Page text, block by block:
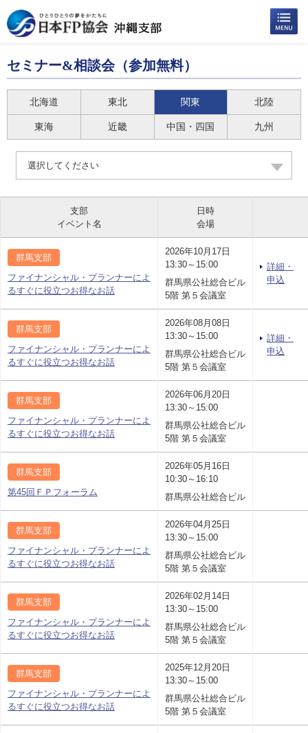
セミナー&相談会（参加無料）
北海道 東北 関東 北陸
東海 近畿 中国・四国 九州
選択してください
支部
イベント名
日時
会場
群馬支部
ファイナンシャル・プランナーによ
るすぐに役立つお得なお話
2026年10月17日
13:30～15:00
群馬県公社総合ビル
5階 第５会議室
詳細・
申込
群馬支部
ファイナンシャル・プランナーによ
るすぐに役立つお得なお話
2026年08月08日
13:30～15:00
群馬県公社総合ビル
5階 第５会議室
詳細・
申込
群馬支部
ファイナンシャル・プランナーによ
るすぐに役立つお得なお話
2026年06月20日
13:30～15:00
群馬県公社総合ビル
5階 第５会議室
群馬支部
第45回ＦＰフォーラム
2026年05月16日
10:30～16:10
群馬県公社総合ビル
群馬支部
ファイナンシャル・プランナーによ
るすぐに役立つお得なお話
2026年04月25日
13:30～15:00
群馬県公社総合ビル
5階 第５会議室
群馬支部
ファイナンシャル・プランナーによ
るすぐに役立つお得なお話
2026年02月14日
13:30～15:00
群馬県公社総合ビル
5階 第５会議室
群馬支部
ファイナンシャル・プランナーによ
るすぐに役立つお得なお話
2025年12月20日
13:30～15:00
群馬県公社総合ビル
5階 第５会議室